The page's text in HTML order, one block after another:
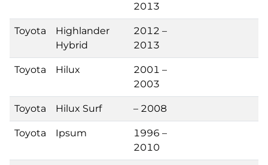
2013
Toyota
Highlander
Hybrid
2012 –
2013
Toyota Hilux
2001 –
2003
Toyota Hilux Surf – 2008
Toyota Ipsum
1996 –
2010